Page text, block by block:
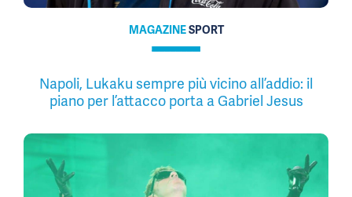
MAGAZINESPORT
Napoli, Lukaku sempre più vicino all’addio: il
piano per l’attacco porta a Gabriel Jesus